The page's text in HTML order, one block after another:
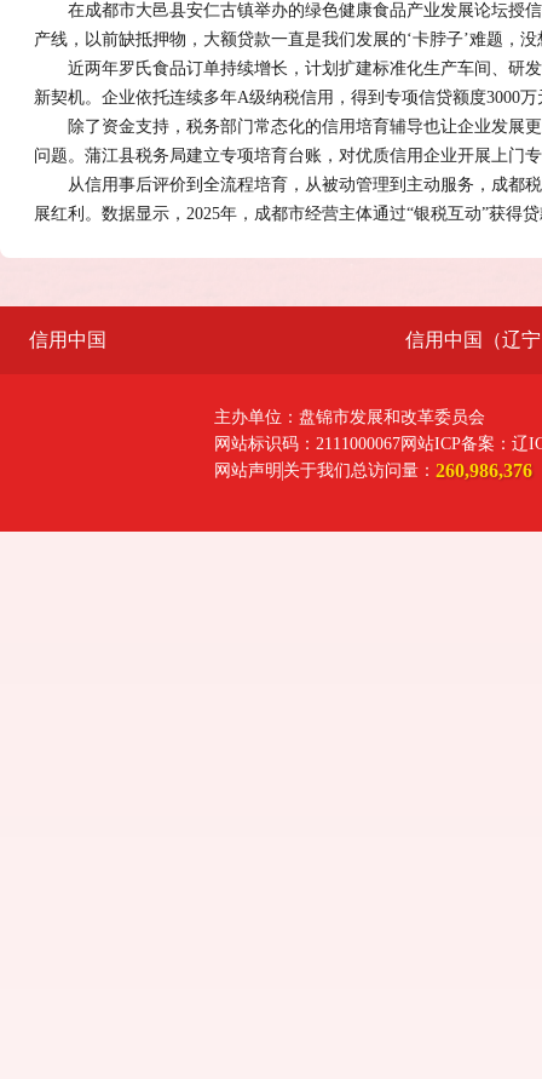
在成都市大邑县安仁古镇举办的绿色健康食品产业发展论坛授
产线，以前缺抵押物，大额贷款一直是我们发展的‘卡脖子’难题，
近两年罗氏食品订单持续增长，计划扩建标准化生产车间、研
新契机。企业依托连续多年A级纳税信用，得到专项信贷额度3000
除了资金支持，税务部门常态化的信用培育辅导也让企业发展
问题。蒲江县税务局建立专项培育台账，对优质信用企业开展上门
从信用事后评价到全流程培育，从被动管理到主动服务，成都
展红利。数据显示，2025年，成都市经营主体通过“银税互动”获得
信用中国 信用中国（辽
主办单位：盘锦市发展和改革委员会
网站标识码：2111000067网站ICP备案：辽
网站声明 关于我们总访问量： 260,986,376